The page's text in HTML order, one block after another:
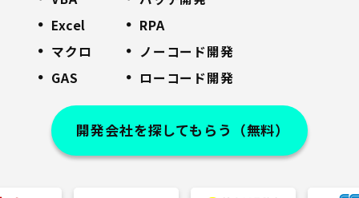
Excel
RPA
マクロ
ノーコード開発
GAS
ローコード開発
開発会社を探してもらう（無料）